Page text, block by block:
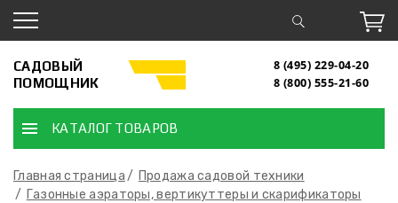
САДОВЫЙ
ПОМОЩНИК
8 (495) 229-04-20
8 (800) 555-21-60
КАТАЛОГ ТОВАРОВ
Главная страница
Продажа садовой техники
Газонные аэраторы, вертикуттеры и скарификаторы